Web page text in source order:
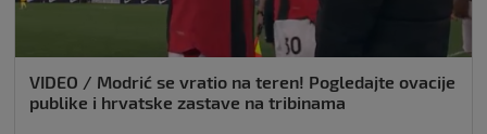
VIDEO / Modrić se vratio na teren! Pogledajte ovacije
publike i hrvatske zastave na tribinama